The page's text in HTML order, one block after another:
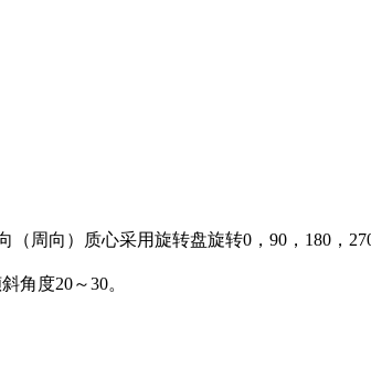
周向）质心采用旋转盘旋转0，90，180，
角度20～30。